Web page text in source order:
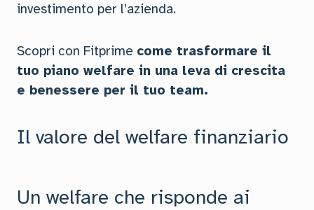
investimento per l’azienda.
Scopri con Fitprime come trasformare il
tuo piano welfare in una leva di crescita
e benessere per il tuo team.
Il valore del welfare finanziario
Un welfare che risponde ai